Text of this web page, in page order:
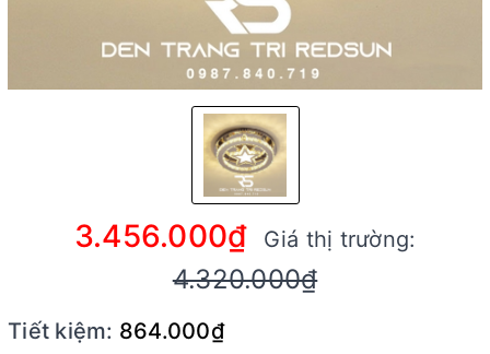
3.456.000₫ Giá thị trường:
4.320.000₫
Tiết kiệm: 864.000₫